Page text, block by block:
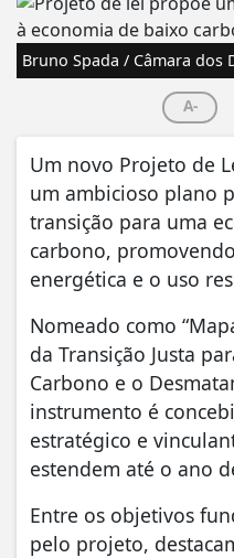
Bruno Spada / Câmara dos
A-
Um novo Projeto de
um ambicioso plano
transição para uma
carbono,
energética e o uso
Nomeado como
da Transição Justa
Carbono e o
instrumento é
estratégico e
estendem até o ano
Entre os objetivos
pelo projeto,